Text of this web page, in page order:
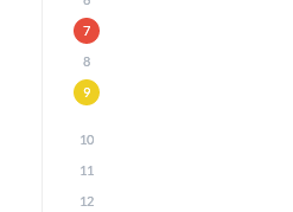
7
8
9
10
11
12